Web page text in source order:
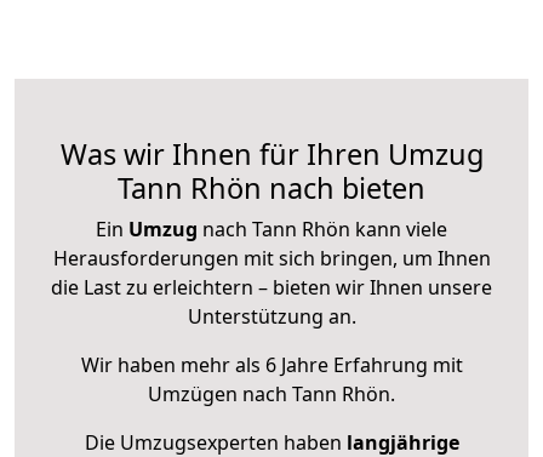
Was wir Ihnen für Ihren Umzug
Tann Rhön nach bieten
Ein Umzug nach Tann Rhön kann viele
Herausforderungen mit sich bringen, um Ihnen
die Last zu erleichtern – bieten wir Ihnen unsere
Unterstützung an.
Wir haben mehr als 6 Jahre Erfahrung mit
Umzügen nach Tann Rhön.
Die Umzugsexperten haben langjährige